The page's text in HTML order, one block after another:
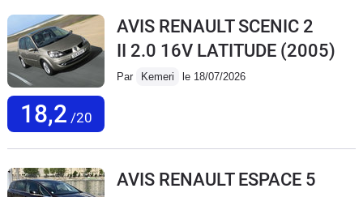
18,2 /20
AVIS RENAULT SCENIC 2
II 2.0 16V LATITUDE (2005)
Par Kemeri le 18/07/2026
AVIS RENAULT ESPACE 5